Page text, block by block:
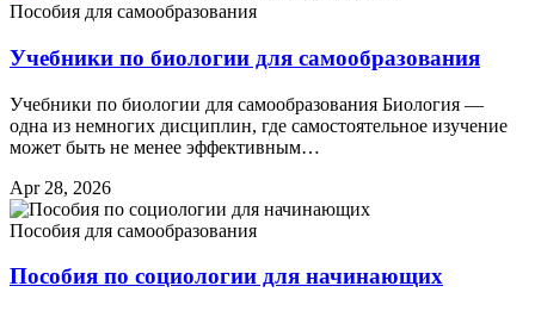
Пособия для самообразования
Учебники по биологии для самообразования
Учебники по биологии для самообразования Биология —
одна из немногих дисциплин, где самостоятельное изучение
может быть не менее эффективным…
Apr 28, 2026
Пособия для самообразования
Пособия по социологии для начинающих